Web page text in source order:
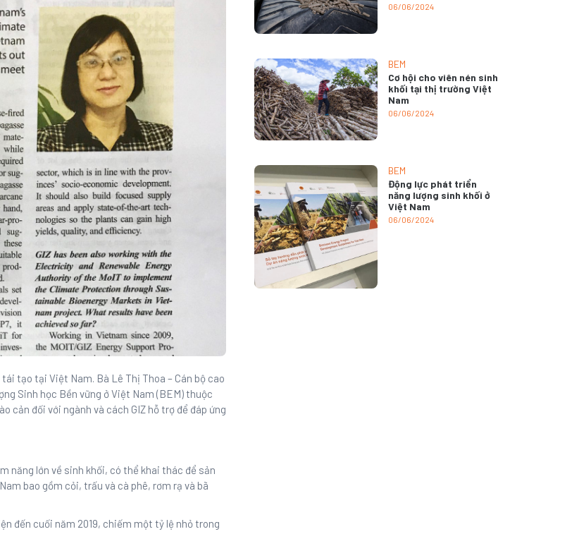
tạo tại Việt Nam. Bà Lê Thị Thoa – Cán bộ cao
Sinh học Bền vững ở Việt Nam (BEM) thuộc
cản đối với ngành và cách GIZ hỗ trợ để đáp ứng
năng lớn về sinh khối, có thể khai thác để sản
bao gồm cỏi, trấu và cà phê, rơm rạ và bã
đến cuối năm 2019, chiếm một tỷ lệ nhỏ trong
06/06/2024
BEM
Cơ hội cho viên nén sinh
khối tại thị trường Việt
Nam
06/06/2024
BEM
Động lực phát triển
năng lượng sinh khối ở
Việt Nam
06/06/2024